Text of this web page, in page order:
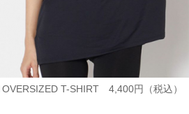
OVERSIZED T-SHIRT 4,400円（税込）